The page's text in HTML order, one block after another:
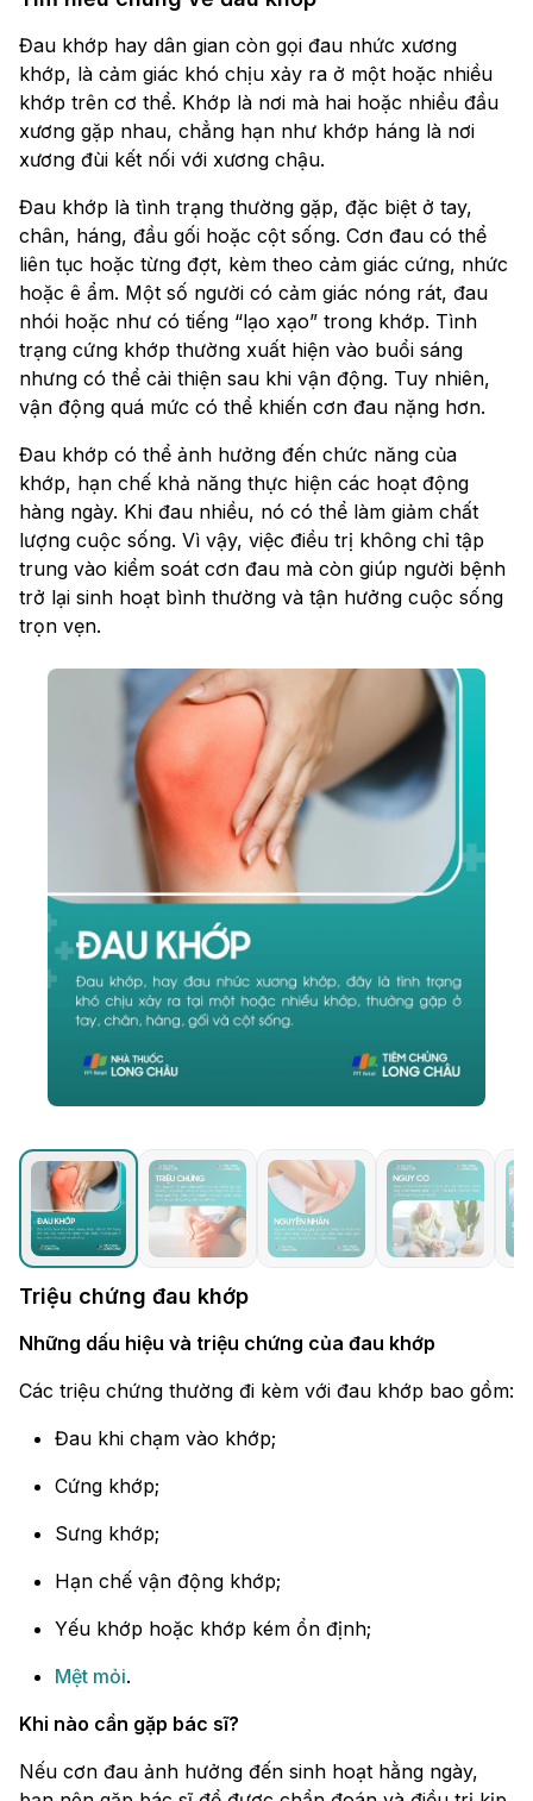
Đau khớp hay dân gian còn gọi đau nhức xương
khớp, là cảm giác khó chịu xảy ra ở một hoặc nhiều
khớp trên cơ thể. Khớp là nơi mà hai hoặc nhiều đầu
xương gặp nhau, chẳng hạn như khớp háng là nơi
xương đùi kết nối với xương chậu.
Đau khớp là tình trạng thường gặp, đặc biệt ở tay,
chân, háng, đầu gối hoặc cột sống. Cơn đau có thể
liên tục hoặc từng đợt, kèm theo cảm giác cứng, nhức
hoặc ê ẩm. Một số người có cảm giác nóng rát, đau
nhói hoặc như có tiếng “lạo xạo” trong khớp. Tình
trạng cứng khớp thường xuất hiện vào buổi sáng
nhưng có thể cải thiện sau khi vận động. Tuy nhiên,
vận động quá mức có thể khiến cơn đau nặng hơn.
Đau khớp có thể ảnh hưởng đến chức năng của
khớp, hạn chế khả năng thực hiện các hoạt động
hàng ngày. Khi đau nhiều, nó có thể làm giảm chất
lượng cuộc sống. Vì vậy, việc điều trị không chỉ tập
trung vào kiểm soát cơn đau mà còn giúp người bệnh
trở lại sinh hoạt bình thường và tận hưởng cuộc sống
trọn vẹn.
Triệu chứng đau khớp
Những dấu hiệu và triệu chứng của đau khớp
Các triệu chứng thường đi kèm với đau khớp bao gồm:
Đau khi chạm vào khớp;
Cứng khớp;
Sưng khớp;
Hạn chế vận động khớp;
Yếu khớp hoặc khớp kém ổn định;
Mệt mỏi.
Khi nào cần gặp bác sĩ?
Nếu cơn đau ảnh hưởng đến sinh hoạt hằng ngày,